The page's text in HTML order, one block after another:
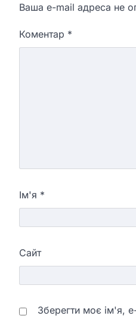
Ваша e-mail адреса не
Коментар *
Ім'я *
Сайт
Зберегти моє ім'я,